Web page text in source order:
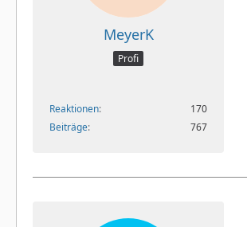
MeyerK
Profi
Reaktionen
170
Beiträge
767